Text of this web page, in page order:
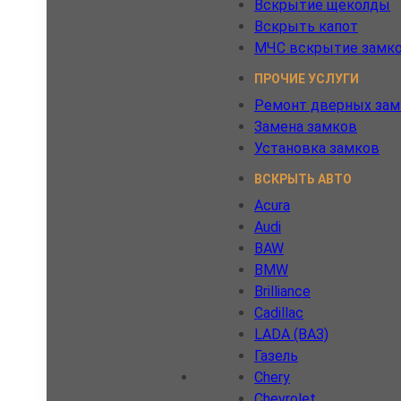
Вскрытие щеколды
Вскрыть капот
МЧС вскрытие
ПРОЧИЕ УСЛУГИ
Ремонт дверных
Замена замков
Установка замков
ВСКРЫТЬ АВТО
Acura
Audi
BAW
BMW
Brilliance
Cadillac
LADA (ВАЗ)
Газель
Chery